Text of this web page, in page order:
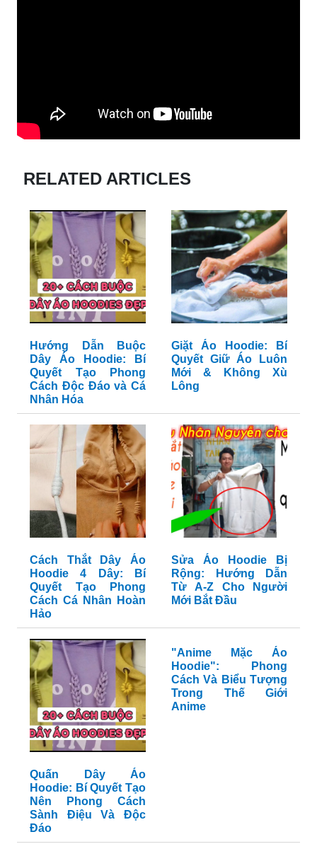
RELATED ARTICLES
Hướng Dẫn Buộc
Dây Áo Hoodie: Bí
Quyết Tạo Phong
Cách Độc Đáo và Cá
Nhân Hóa
Giặt Áo Hoodie: Bí
Quyết Giữ Áo Luôn
Mới & Không Xù
Lông
Cách Thắt Dây Áo
Hoodie 4 Dây: Bí
Quyết Tạo Phong
Cách Cá Nhân Hoàn
Hảo
Sửa Áo Hoodie Bị
Rộng: Hướng Dẫn
Từ A-Z Cho Người
Mới Bắt Đầu
Quấn Dây Áo
Hoodie: Bí Quyết Tạo
Nên Phong Cách
Sành Điệu Và Độc
Đáo
"Anime Mặc Áo
Hoodie": Phong
Cách Và Biểu Tượng
Trong Thế Giới
Anime